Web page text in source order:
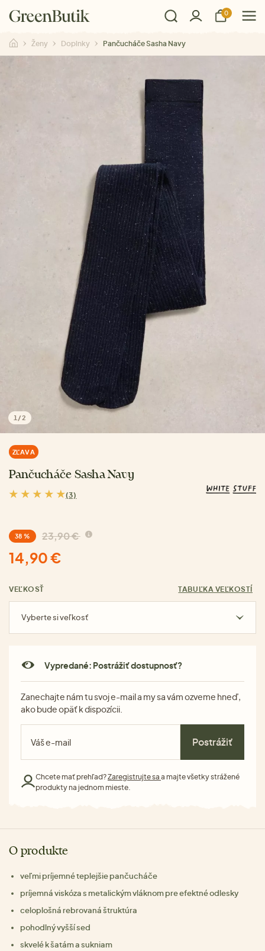
0
Ženy Doplnky Pančucháče Sasha Navy
1 /2
ZĽAVA
Pančucháče Sasha Navy
(3)
38 % 23,90 €
14,90 €
VEĽKOSŤ TABUĽKA VEĽKOSTÍ
Vyberte si veľkosť
Vypredané: Postrážiť dostupnosť?
Zanechajte nám tu svoj e-mail a my sa vám ozveme hneď,
ako bude opäť k dispozícii.
Postrážiť
Chcete mať prehľad?Zaregistrujte sa a majte všetky strážené
produkty na jednom mieste.
O produkte
veľmi príjemné teplejšie pančucháče
príjemná viskóza s metalickým vláknom pre efektné odlesky
celoplošná rebrovaná štruktúra
pohodlný vyšší sed
skvelé k šatám a sukniam